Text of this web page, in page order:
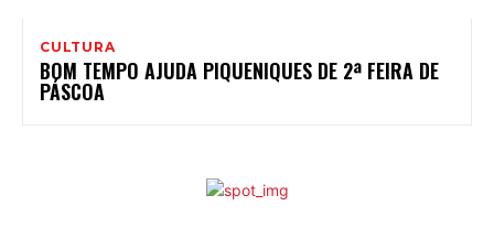
CULTURA
BOM TEMPO AJUDA PIQUENIQUES DE 2ª FEIRA DE
PÁSCOA